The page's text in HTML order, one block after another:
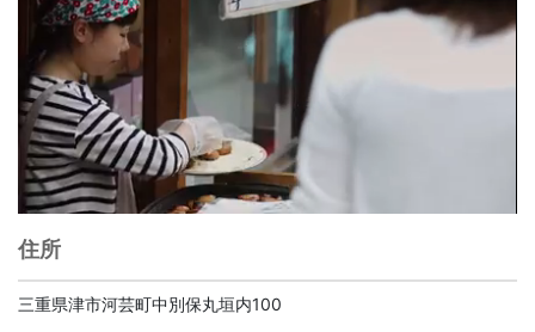
住所
三重県津市河芸町中別保丸垣内100